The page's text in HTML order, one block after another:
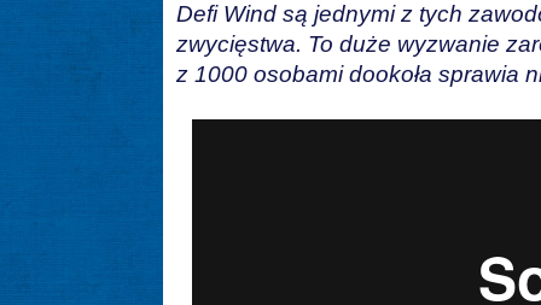
Defi Wind są jednymi z tych
zwycięstwa. To duże wyzwanie
z 1000 osobami dookoła sprawia